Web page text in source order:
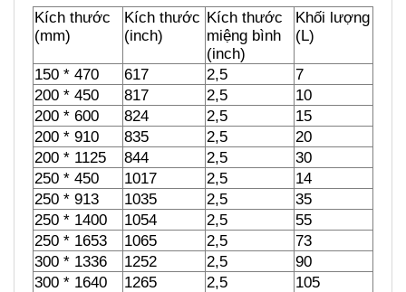
Kích thước
(mm)
Kích thước
(inch)
Kích thước
miệng bình
(inch)
Khối lượng
(L)
150 * 470 617 2,5
7
200 * 450
817 2,5
10
200 * 600
824 2,5
15
200 * 910
835 2,5
20
200 * 1125
844 2,5
30
250 * 450
1017 2,5
14
250 * 913
1035 2,5
35
250 * 1400
1054 2,5
55
250 * 1653
1065 2,5
73
300 * 1336
1252 2,5
90
300 * 1640
1265 2,5
105